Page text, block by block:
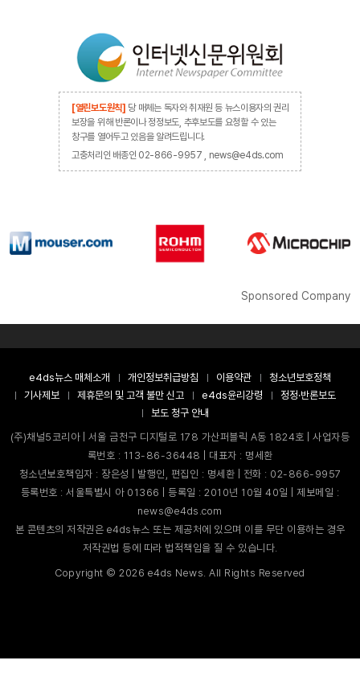
[열린보도원칙] 당 매체는 독자와 취재원 등 뉴스이용자의 권리
보장을 위해 반론이나 정정보도, 추후보도를 요청할 수 있는
창구를 열어두고 있음을 알려드립니다.
고충처리인 배종인 02-866-9957 , news@e4ds.com
Sponsored Company
e4ds뉴스 매체소개 개인정보취급방침 이용약관
청소년보호정책
기사제보
제휴문의 및 고객 불만 신고 e4ds윤리강령
정정·반론보도
보도 청구 안내
(주)채널5코리아 | 서울 금천구 디지털로 178 가산퍼블릭 A동 1824호 | 사업자등
록번호 : 113-86-36448 | 대표자 : 명세환
청소년보호책임자 : 장은성 | 발행인, 편집인 : 명세환 | 전화 : 02-866-9957
등록번호 : 서울특별시 아 01366 | 등록일 : 2010년 10월 40일 | 제보메일 :
news@e4ds.com
본 콘텐츠의 저작권은 e4ds뉴스 또는 제공처에 있으며 이를 무단 이용하는 경우
저작권법 등에 따라 법적책임을 질 수 있습니다.
Copyright ©2026 e4ds News. All Rights Reserved